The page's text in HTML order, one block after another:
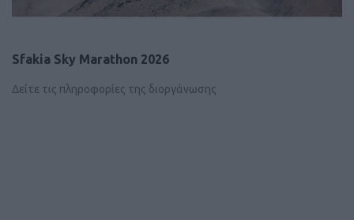
Sfakia Sky Marathon 2026
Δείτε τις πληροφορίες της διοργάνωσης